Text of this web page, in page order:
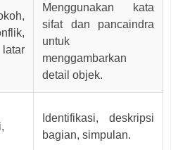
Menggunakan kata
sifat dan pancaindra
untuk
menggambarkan
detail objek.
Identifikasi, deskripsi
bagian, simpulan.